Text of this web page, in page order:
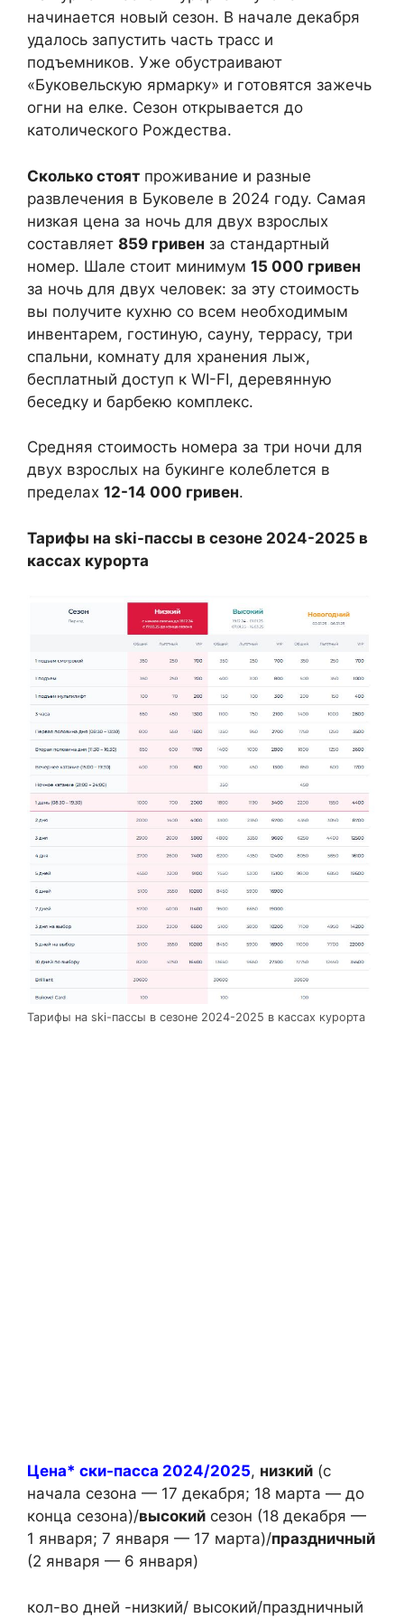
начинается новый сезон. В начале декабря
удалось запустить часть трасс и
подъемников. Уже обустраивают
«Буковельскую ярмарку» и готовятся зажечь
огни на елке. Сезон открывается до
католического Рождества.
Сколько стоят проживание и разные
развлечения в Буковеле в 2024 году. Самая
низкая цена за ночь для двух взрослых
составляет 859 гривен за стандартный
номер. Шале стоит минимум 15 000 гривен
за ночь для двух человек: за эту стоимость
вы получите кухню со всем необходимым
инвентарем, гостиную, сауну, террасу, три
спальни, комнату для хранения лыж,
бесплатный доступ к WI-FI, деревянную
беседку и барбекю комплекс.
Средняя стоимость номера за три ночи для
двух взрослых на букинге колеблется в
пределах 12-14 000 гривен.
Тарифы на ski-пассы в сезоне 2024-2025 в
кассах курорта
Тарифы на ski-пассы в сезоне 2024-2025 в кассах курорта
Цена* ски-пасса 2024/2025, низкий (с
начала сезона — 17 декабря; 18 марта — до
конца сезона)/высокий сезон (18 декабря —
1 января; 7 января — 17 марта)/праздничный
(2 января — 6 января)
кол-во дней -низкий/ высокий/праздничный